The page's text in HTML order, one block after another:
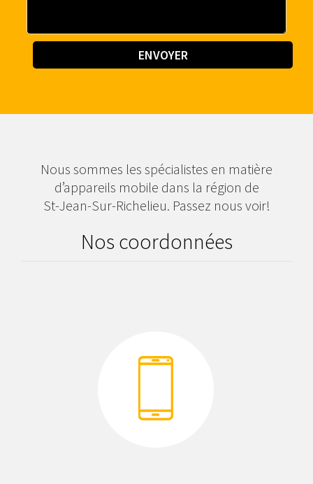
Nous sommes les spécialistes en matière
d’appareils mobile dans la région de
St-Jean-Sur-Richelieu. Passez nous voir!
Nos coordonnées